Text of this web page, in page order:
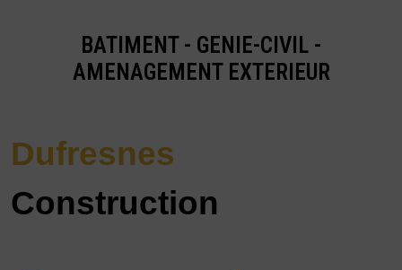
BATIMENT - GENIE-CIVIL -
AMENAGEMENT EXTERIEUR
Dufresnes
Construction